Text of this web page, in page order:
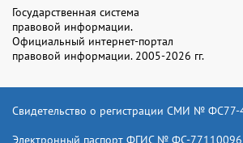
Государственная система
правовой информации.
Официальный интернет-портал
правовой информации. 2005-2026 гг.
Свидетельство о регистрации СМИ № ФС77-
Электронный паспорт ФГИС № ФС-77110096